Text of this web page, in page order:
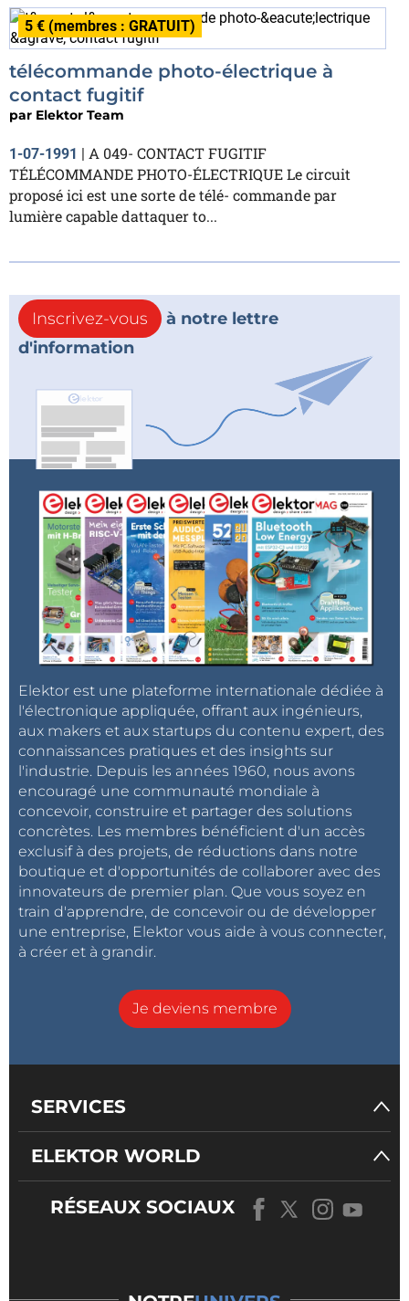
5 € (membres : GRATUIT)
télécommande photo-électrique à
contact fugitif
par Elektor Team
1-07-1991 | A 049- CONTACT FUGITIF
TÉLÉCOMMANDE PHOTO-ÉLECTRIQUE Le circuit
proposé ici est une sorte de télé- commande par
lumière capable dattaquer to...
Inscrivez-vous
à notre lettre
d'information
Elektor est une plateforme internationale dédiée à
l'électronique appliquée, offrant aux ingénieurs,
aux makers et aux startups du contenu expert, des
connaissances pratiques et des insights sur
l'industrie. Depuis les années 1960, nous avons
encouragé une communauté mondiale à
concevoir, construire et partager des solutions
concrètes. Les membres bénéficient d'un accès
exclusif à des projets, de réductions dans notre
boutique et d'opportunités de collaborer avec des
innovateurs de premier plan. Que vous soyez en
train d'apprendre, de concevoir ou de développer
une entreprise, Elektor vous aide à vous connecter,
à créer et à grandir.
Je deviens membre
SERVICES
ELEKTOR WORLD
RÉSEAUX SOCIAUX